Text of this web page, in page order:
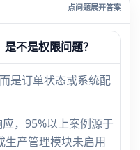
不是权限问题？
是订单状态或系统配
，95%以上案例源于
生产管理模块未启用